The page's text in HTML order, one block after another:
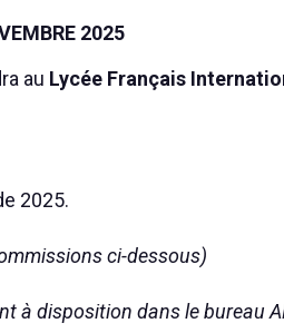
2025
au Lycée Français
2025.
ci-dessous)
à disposition dans le bureau